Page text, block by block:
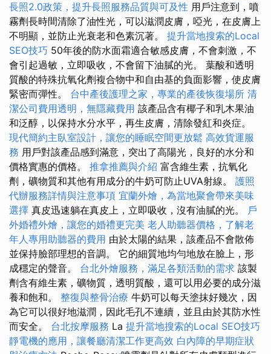
長照2.0政策，提升長照服務品質與可及性 用戶注意到，噴
霧劑長時間清除了油性光，可以滋潤皮膚，啞光，在皮膚上
不明顯，並防止光衰老和色素沉著。 提升當地搜索的Local
SEO技巧 50年後的防水面霜適合敏感皮膚，不會刺激，不
會引起過敏，立即吸收，不會留下油膩的光。 葉酸和透明
質酸的特殊抗氧化劑複合物中和自由基的負面影響，使皮膚
緊密而彈性。 台中產後護理之家，專業的產後恢復場所 清
潔公司費用透明，無隱藏費用 該產品含有椰子和乳木果油
和泛醇，以保持水分水平，再生皮膚，清除發紅和炎症。
現代簡約主臥室設計，讓您的睡眠空間更放鬆 高效貨運服
務 用戶對該產品感到滿意，突出了高陽光，良好的水分和
價格實惠的價格。 推拿推薦與介紹 富含維生素，抗氧化
劑，礦物質和其他有用成分的牛奶可防止UVA射線。 護照
代辦服務詳情與注意事項 宜蘭外燴，為當地聚會帶來美味
選擇 真皮迅速躺在真皮上，立即吸收，沒有油膩的光。 戶
外婚禮外燴，讓您的婚禮更完美 老人助聽器價格，了解老
年人專用助聽器的費用 由於太陽的結果，該產品不會散佈
並保持臉部理想的音調。 它的細質地均勻地放在臉上，形
成穩定的聲音。 台北外燴服務，滿足各類活動的需求 該製
劑含有維生素，礦物質，透明質酸，還可以用必要的成分滋
養和飽和。 整復與整骨治療 牛奶可以每天塗抹好幾次，因
為它可以很好地滋潤，因此毛孔不連續，並且由於其防水性
而安全。 台北按摩服務 La 提升當地搜索的Local SEO技巧
靜電機的應用，讓餐廳清潔工作更高效 白內障的早期症狀